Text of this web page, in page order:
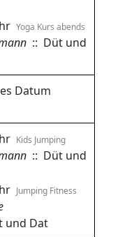
Yoga Kurs abends
:: Düt und
Datum
Kids Jumping
:: Düt und
Jumping Fitness
und Dat